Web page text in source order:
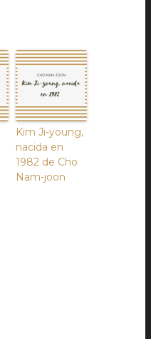
Kim Ji-young,
nacida en
1982 de Cho
Nam-joon